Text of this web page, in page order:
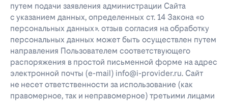
путем подачи заявления администрации Сайта
с указанием данных, определенных ст. 14 Закона «о
персональных данных». отзыв согласия на обработку
персональных данных может быть осуществлен путем
направления Пользователем соответствующего
распоряжения в простой письменной форме на адрес
электронной почты (e-mail) info@i-provider.ru. Сайт
не несет ответственности за использование (как
правомерное, так и неправомерное) третьими лицами